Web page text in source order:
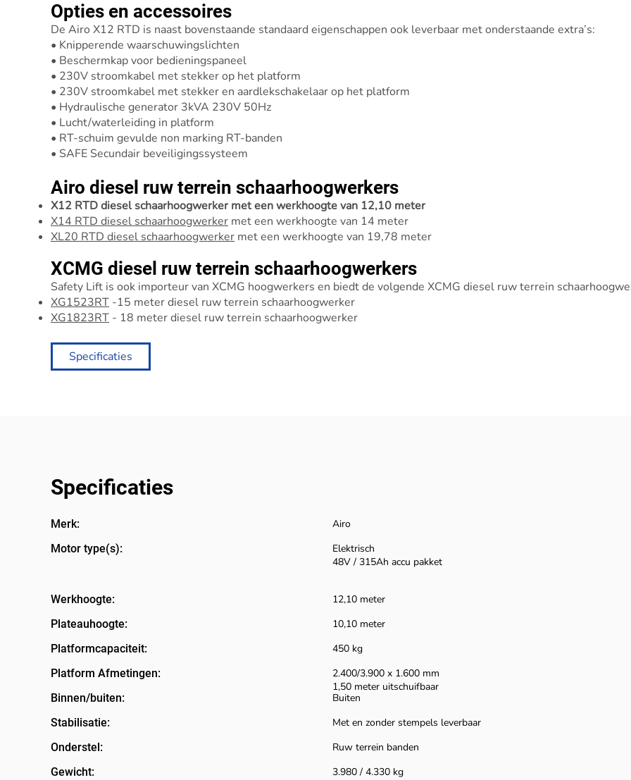
Opties en accessoires
De Airo X12 RTD is naast bovenstaande standaard eigenschappen ook leverbaar met onderstaande extra’s:
• Knipperende waarschuwingslichten
• Beschermkap voor bedieningspaneel
• 230V stroomkabel met stekker op het platform
• 230V stroomkabel met stekker en aardlekschakelaar op het platform
• Hydraulische generator 3kVA 230V 50Hz
• Lucht/waterleiding in platform
• RT-schuim gevulde non marking RT-banden
• SAFE Secundair beveiligingssysteem
Airo diesel ruw terrein schaarhoogwerkers
X12 RTD diesel schaarhoogwerker met een werkhoogte van 12,10 meter
X14 RTD diesel schaarhoogwerker met een werkhoogte van 14 meter
XL20 RTD diesel schaarhoogwerker met een werkhoogte van 19,78 meter
XCMG diesel ruw terrein schaarhoogwerkers
Safety Lift is ook importeur van XCMG hoogwerkers en biedt de volgende XCMG diesel ruw terrein
XG1523RT -15 meter diesel ruw terrein schaarhoogwerker
XG1823RT - 18 meter diesel ruw terrein schaarhoogwerker
Specificaties
Specificaties
Merk:
Motor type(s):
Werkhoogte:
Plateauhoogte:
Platformcapaciteit:
Platform Afmetingen:
Binnen/buiten:
Stabilisatie:
Onderstel:
Gewicht:
Airo
Elektrisch
48V / 315Ah accu pakket
12,10 meter
10,10 meter
450 kg
2.400/3.900 x 1.600 mm
1,50 meter uitschuifbaar
Buiten
Met en zonder stempels leverbaar
Ruw terrein banden
3.980 / 4.330 kg